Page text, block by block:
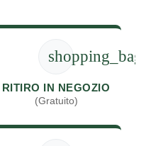
shopping_bag
RITIRO IN NEGOZIO
(Gratuito)